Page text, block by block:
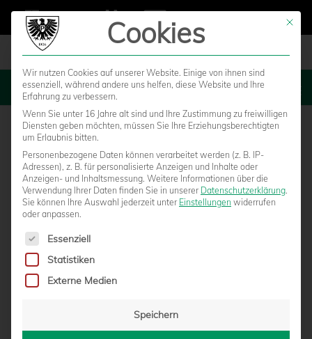
MENU
PREUSSEN ÜBERZEUGEN BEIM 0:4 GEGEN D
vonMoritz Schwegmann|27.09.2023 - 00:28
Mit
Cookies
Wir nutzen Cookies auf unserer Website. Einige von ihnen sind
essenziell, während andere uns helfen, diese Website und Ihre
Erfahrung zu verbessern.
Wenn Sie unter 16 Jahre alt sind und Ihre Zustimmung zu freiwilligen
Diensten geben möchten, müssen Sie Ihre Erziehungsberechtigten
um Erlaubnis bitten.
Personenbezogene Daten können verarbeitet werden (z. B. IP-
Adressen), z. B. für personalisierte Anzeigen und Inhalte oder
Anzeigen- und Inhaltsmessung. Weitere Informationen über die
Verwendung Ihrer Daten finden Sie in unserer Datenschutzerklärung.
Sie können Ihre Auswahl jederzeit unter Einstellungen widerrufen
oder anpassen.
Es folgt eine Liste der Service-Gruppen, für die eine
Essenziell
Statistiken
Externe Medien
Speichern